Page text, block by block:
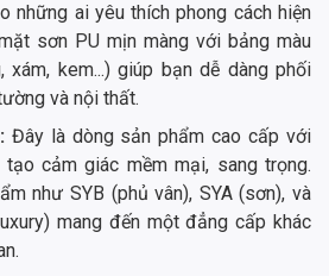
những ai yêu thích phong cách hiện
sơn PU mịn màng với bảng màu
xám, kem...) giúp bạn dễ dàng phối
và nội thất.
Đây là dòng sản phẩm cao cấp với
cảm giác mềm mại, sang trọng.
như SYB (phủ vân), SYA (sơn), và
mang đến một đẳng cấp khác